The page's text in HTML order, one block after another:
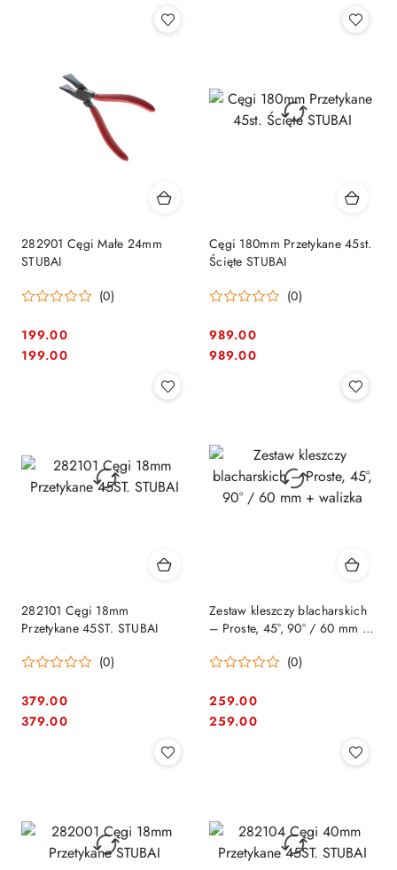
282901 Cęgi Małe 24mm
STUBAI
(0)
Cena:
199.00
Cena:
199.00
Cęgi 180mm Przetykane 45st.
Ścięte STUBAI
(0)
Cena:
989.00
Cena:
989.00
282101 Cęgi 18mm
Przetykane 45ST. STUBAI
(0)
Cena:
379.00
Cena:
379.00
Zestaw kleszczy blacharskich
– Proste, 45°, 90° / 60 mm +
(0)
Cena:
259.00
Cena:
259.00